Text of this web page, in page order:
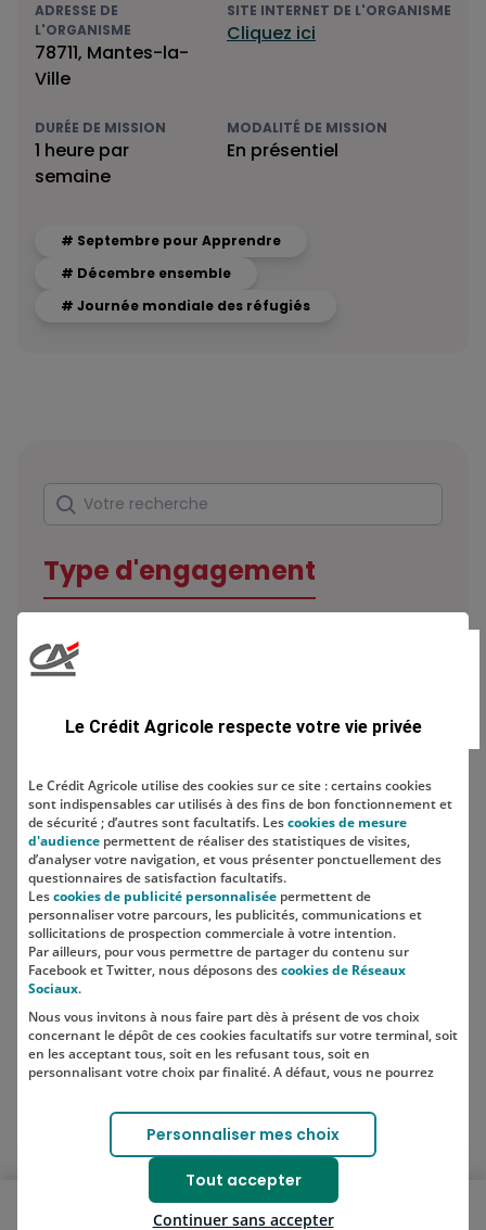
ADRESSE DE
L'ORGANISME
78711, Mantes-la-
Ville
SITE INTERNET DE L'ORGANISME
Cliquez ici
DURÉE DE MISSION
1 heure par
semaine
MODALITÉ DE MISSION
En présentiel
# Septembre pour Apprendre
# Décembre ensemble
# Journée mondiale des réfugiés
Rechercher
Votre recherche
Type d'engagement
Localisation
SUIVEZ-NOUS SUR LES RÉSEAUX
SOCIAUX
Lien vers le compte Instagram
Lien vers le compte TikTok
Ouvrir le menu mobile
Le Crédit Agricole respecte votre vie privée
Le Crédit Agricole utilise des cookies sur ce site : certains cookies
sont indispensables car utilisés à des fins de bon fonctionnement et
de sécurité ; d’autres sont facultatifs. Lescookies de mesure
d'audience permettent de réaliser des statistiques de visites,
d’analyser votre navigation, et vous présenter ponctuellement des
questionnaires de satisfaction facultatifs.
Lescookies de publicité personnalisée permettent de
personnaliser votre parcours, les publicités, communications et
sollicitations de prospection commerciale à votre intention.
Par ailleurs, pour vous permettre de partager du contenu sur
Facebook et Twitter, nous déposons descookies de Réseaux
Sociaux.
Nous vous invitons à nous faire part dès à présent de vos choix
concernant le dépôt de ces cookies facultatifs sur votre terminal, soit
en les acceptant tous, soit en les refusant tous, soit en
personnalisant votre choix par finalité. A défaut, vous ne pourrez
Votre choix est libre et peut être modifié à tout moment, en cliquant
sur le lien "Cookies", en bas de page.
Pour en savoir plus sur les responsables de traitement et les
finalités, cliquez sur "Personnaliser mes choix".
Personnaliser mes choix
Tout accepter
Continuer sans accepter